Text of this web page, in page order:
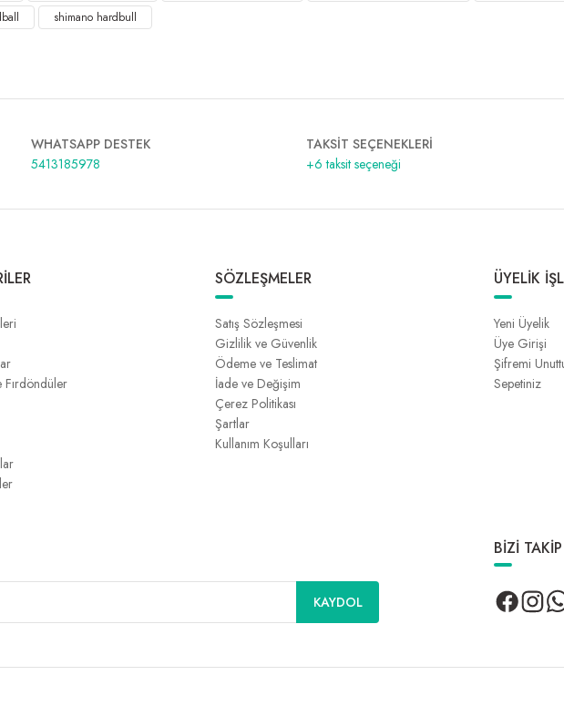
shimano hardbull
WHATSAPP DESTEK
5413185978
TAKSİT SEÇENEKLERİ
+6 taksit seçeneği
Fırdöndüler
SÖZLEŞMELER
Satış Sözleşmesi
Gizlilik ve Güvenlik
Ödeme ve Teslimat
İade ve Değişim
Çerez Politikası
Şartlar
Kullanım Koşulları
ÜYELİK
Yeni Üyelik
Üye Girişi
Şifremi
Sepetiniz
KAYDOL
BİZİ